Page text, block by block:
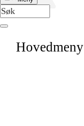
Hovedmeny